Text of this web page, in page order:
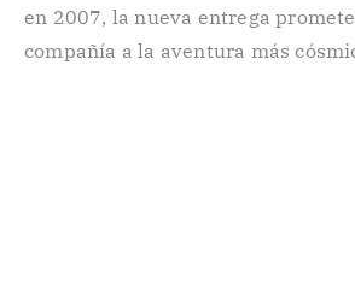
en 2007, la nueva entrega
compañía a la aventura más